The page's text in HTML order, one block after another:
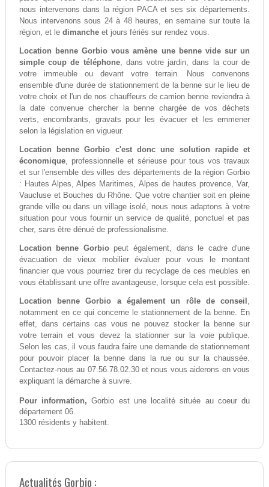
nous intervenons dans la région PACA et ses six départements.
Nous intervenons sous 24 à 48 heures, en semaine sur toute la
région, et le dimancheet jours fériés sur rendez vous.
Location benne Gorbio vous amène une benne vide sur un
simple coup de téléphone, dans votre jardin, dans la cour de
votre immeuble ou devant votre terrain. Nous convenons
ensemble d'une durée de stationnement de la benne sur le lieu de
votre choix et l'un de nos chauffeurs de camion benne reviendra à
la date convenue chercher la benne chargée de vos déchets
verts, encombrants, gravats pour les évacuer et les emmener
selon la législation en vigueur.
Location benne Gorbio c'est donc une solution rapide et
économique, professionnelle et sérieuse pour tous vos travaux
et sur l'ensemble des villes des départements de la région Gorbio
: Hautes Alpes, Alpes Maritimes, Alpes de hautes provence, Var,
Vaucluse et Bouches du Rhône. Que votre chantier soit en pleine
grande ville ou dans un village isolé, nous nous adaptons à votre
situation pour vous fournir un service de qualité, ponctuel et pas
cher, sans être dénué de professionalisme.
Location benne Gorbiopeut également, dans le cadre d'une
évacuation de vieux mobilier évaluer pour vous le montant
financier que vous pourriez tirer du recyclage de ces meubles en
vous établissant une offre avantageuse, lorsque cela est possible.
Location benne Gorbio a également un rôle de conseil ,
notamment en ce qui concerne le stationnement de la benne. En
effet, dans certains cas vous ne pouvez stocker la benne sur
votre terrain et vous devez la stationner sur la voie publique.
Selon les cas, il vous faudra faire une demande de stationnement
pour pouvoir placer la benne dans la rue ou sur la chaussée.
Contactez-nous au 07.56.78.02.30 et nous vous aiderons en vous
expliquant la démarche à suivre.
Pour information, Gorbio est une localité située au coeur du
département 06.
1300 résidents y habitent.
Actualités Gorbio :